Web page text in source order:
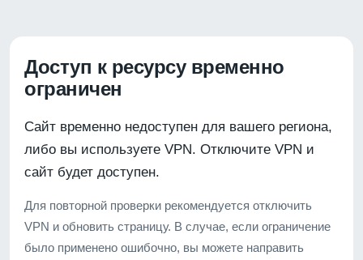
Доступ к ресурсу временно
ограничен
Сайт временно недоступен для вашего региона,
либо вы используете VPN. Отключите VPN и
сайт будет доступен.
Для повторной проверки рекомендуется отключить
VPN и обновить страницу. В случае, если ограничение
было применено ошибочно, вы можете направить